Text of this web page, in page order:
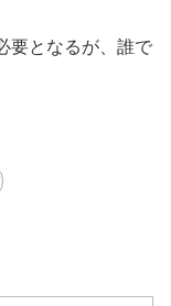
要となるが、誰で